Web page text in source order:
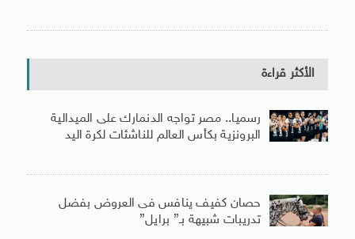
الأكثر قراءة
رسميا.. مصر تواجه الدنمارك على الميدالية
البرونزية بكأس العالم للناشئات لكرة اليد
حصان كفيف ينافس فى العروض بفضل
تدريبات شبيهة بـ” برايل”